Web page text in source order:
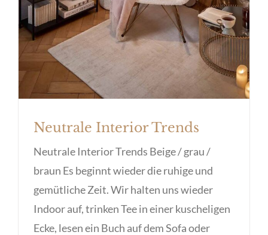
Neutrale Interior Trends
Neutrale Interior Trends Beige / grau /
braun Es beginnt wieder die ruhige und
gemütliche Zeit. Wir halten uns wieder
Indoor auf, trinken Tee in einer kuscheligen
Ecke, lesen ein Buch auf dem Sofa oder